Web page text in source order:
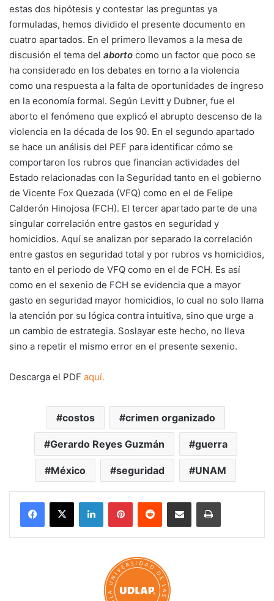
estas dos hipótesis y contestar las preguntas ya
formuladas, hemos dividido el presente documento en
cuatro apartados. En el primero llevamos a la mesa de
discusión el tema del aborto como un factor que poco se
ha considerado en los debates en torno a la violencia
como una respuesta a la falta de oportunidades de ingreso
en la economía formal. Según Levitt y Dubner, fue el
aborto el fenómeno que explicó el abrupto descenso de la
violencia en la década de los 90. En el segundo apartado
se hace un análisis del PEF para identificar cómo se
comportaron los rubros que financian actividades del
Estado relacionadas con la Seguridad tanto en el gobierno
de Vicente Fox Quezada (VFQ) como en el de Felipe
Calderón Hinojosa (FCH). El tercer apartado parte de una
singular correlación entre gastos en seguridad y
homicidios. Aquí se analizan por separado la correlación
entre gastos en seguridad total y por rubros vs homicidios,
tanto en el periodo de VFQ como en el de FCH. Es así
como en el sexenio de FCH se evidencia que a mayor
gasto en seguridad mayor homicidios, lo cual no solo llama
la atención por su lógica contra intuitiva, sino que urge a
un cambio de estrategia. Soslayar este hecho, no lleva
sino a repetir el mismo error en el presente sexenio.
Descarga el PDF aquí.
costos crimen organizado
Gerardo Reyes Guzmán guerra
México seguridad UNAM
LinkedInPinterestReddit Share via Email Print